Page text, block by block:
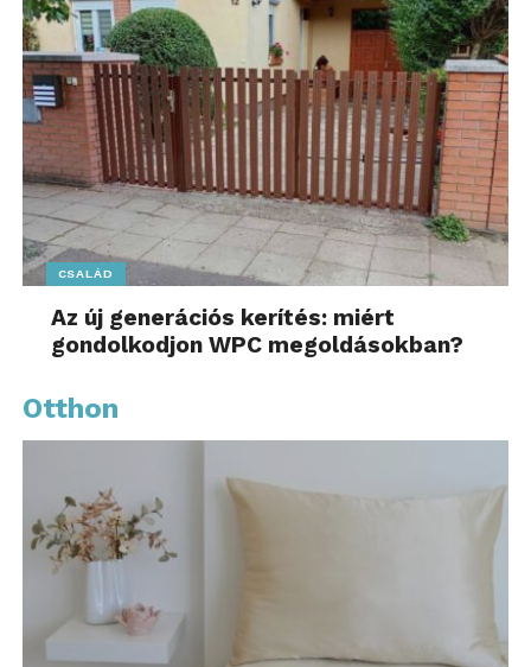
CSALÁD
Az új generációs kerítés: miért
gondolkodjon WPC megoldásokban?
Otthon